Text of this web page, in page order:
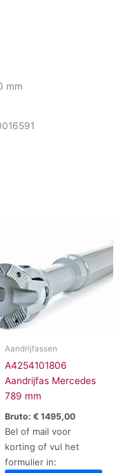
mm
Aandrijfassen
A4254101806
Aandrijfas Mercedes
789 mm
Bruto: €1495,00
Bel of mail voor
korting of vul het
formulier in: